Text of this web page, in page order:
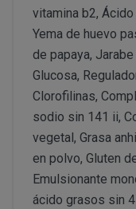
vitamina b2,
Yema de huevo
de papaya,
Glucosa,
Clorofilinas,
sodio sin 141 ii,
vegetal, Grasa
en polvo, Gluten
Emulsionante
ácido grasos sin
¿Con qué
se ofrecen a
nuevos
derecho a
productos
Todo ello sin
suscripción o
cuales le
Una vez
Usuario
conservar en